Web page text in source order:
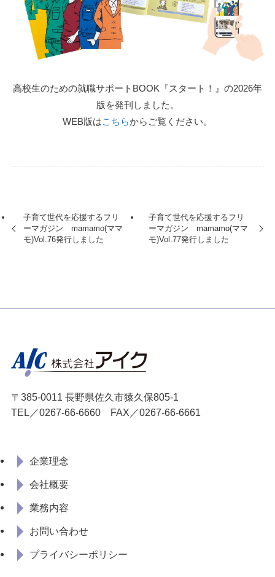
高校生のための就職サポートBOOK『スタート！』の2026年
版を発刊しました。
WEB版はこちらからご覧ください。
子育て世代を応援するフリ
ーマガジン mamamo(ママ
モ)Vol.76発行しました
子育て世代を応援するフリ
ーマガジン mamamo(ママ
モ)Vol.77発行しました
〒385-0011 長野県佐久市猿久保805-1
TEL／0267-66-6660FAX／0267-66-6661
企業理念
会社概要
業務内容
お問い合わせ
プライバシーポリシー